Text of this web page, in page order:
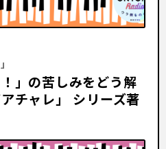
」の苦しみをどう解
チャレ」 シリーズ著